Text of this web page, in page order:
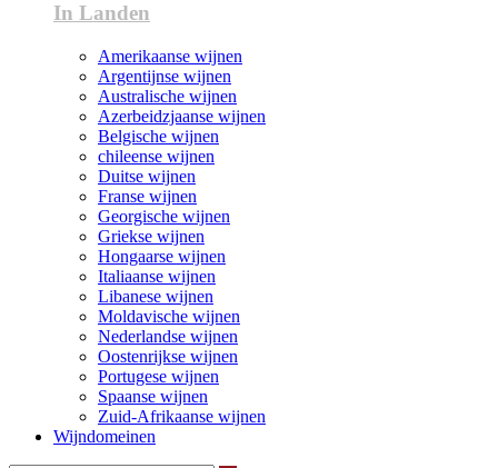
In Landen
Amerikaanse wijnen
Argentijnse wijnen
Australische wijnen
Azerbeidzjaanse wijnen
Belgische wijnen
chileense wijnen
Duitse wijnen
Franse wijnen
Georgische wijnen
Griekse wijnen
Hongaarse wijnen
Italiaanse wijnen
Libanese wijnen
Moldavische wijnen
Nederlandse wijnen
Oostenrijkse wijnen
Portugese wijnen
Spaanse wijnen
Zuid-Afrikaanse wijnen
Wijndomeinen